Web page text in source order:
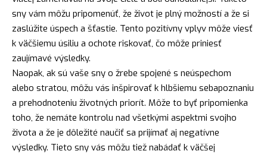
sny vám môžu pripomenúť, že život je plný možností a že si
zaslúžite úspech a šťastie. Tento pozitívny vplyv môže viesť
k väčšiemu úsiliu a ochote riskovať, čo môže priniesť
zaujímavé výsledky.
Naopak, ak sú vaše sny o žrebe spojené s neúspechom
alebo stratou, môžu vás inšpirovať k hlbšiemu sebapoznaniu
a prehodnoteniu životných priorít. Môže to byť pripomienka
toho, že nemáte kontrolu nad všetkými aspektmi svojho
života a že je dôležité naučiť sa prijímať aj negatívne
výsledky. Tieto sny vás môžu tiež nabádať k väčšej